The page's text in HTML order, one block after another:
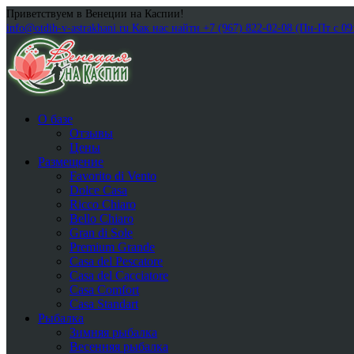
Приветствуем в Венеции на Каспии!
info@otdih-v-astrakhani.ru Как нас найти +7 (967) 822-02-08 (Пн-Пт с
О базе
Отзывы
Цены
Размещение
Favorito di Vento
Dolce Casa
Ricco Chiaro
Bello Chiaro
Gran di Sole
Premium Grande
Casa del Pescatore
Casa del Cacсiatore
Casa Comfort
Casa Standart
Рыбалка
Зимняя рыбалка
Весенняя рыбалка